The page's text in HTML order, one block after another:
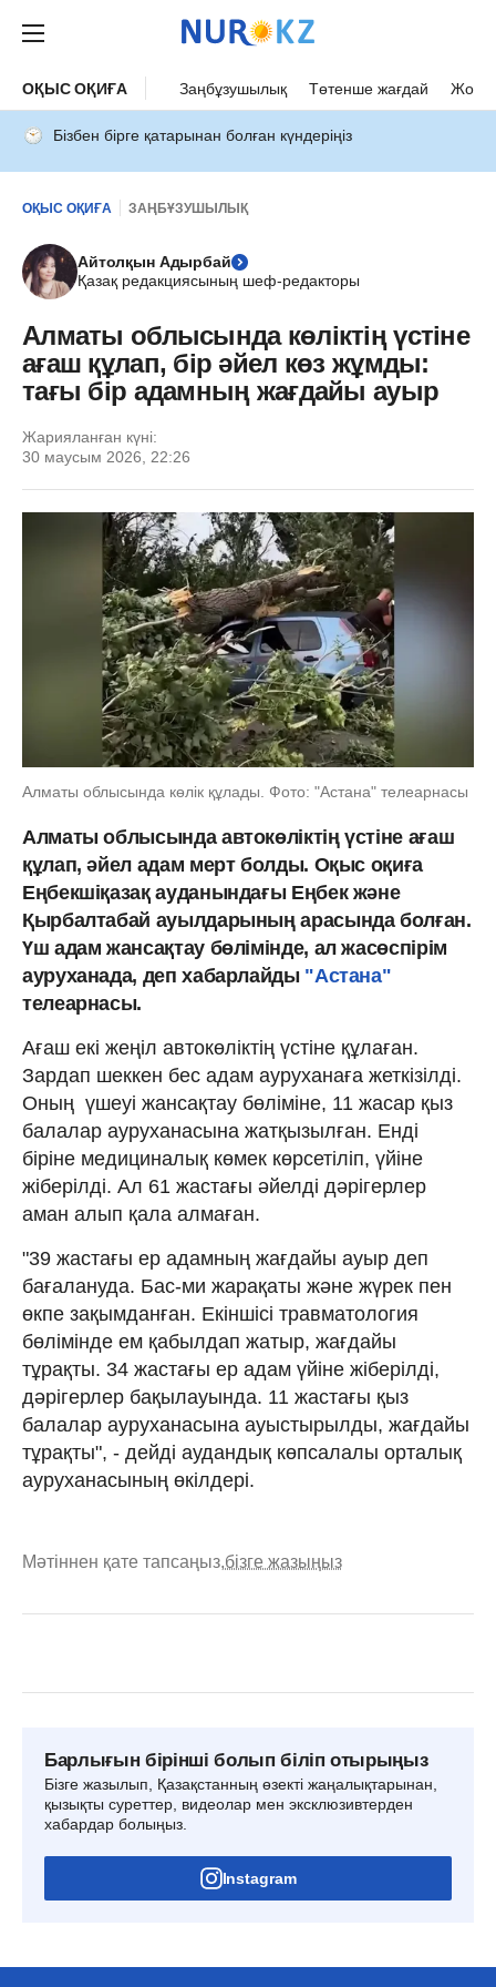
ОҚЫС ОҚИҒА Заңбұзушылық Төтенше жағдай Жол
Бізбен бірге қатарынан болған күндеріңіз
ОҚЫС ОҚИҒА ЗАҢБҰЗУШЫЛЫҚ
Айтолқын Адырбай
Қазақ редакциясының шеф-редакторы
Алматы облысында көліктің үстіне
ағаш құлап, бір әйел көз жұмды:
тағы бір адамның жағдайы ауыр
Жарияланған күні:
30 маусым 2026, 22:26
Алматы облысында көлік құлады. Фото: "Астана" телеарнасы
Алматы облысында автокөліктің үстіне ағаш
құлап, әйел адам мерт болды. Оқыс оқиға
Еңбекшіқазақ ауданындағы Еңбек және
Қырбалтабай ауылдарының арасында болған.
Үш адам жансақтау бөлімінде, ал жасөспірім
ауруханада, деп хабарлайды "Астана"
телеарнасы.
Ағаш екі жеңіл автокөліктің үстіне құлаған.
Зардап шеккен бес адам ауруханаға жеткізілді.
Оның үшеуі жансақтау бөліміне, 11 жасар қыз
балалар ауруханасына жатқызылған. Енді
біріне медициналық көмек көрсетіліп, үйіне
жіберілді. Ал 61 жастағы әйелді дәрігерлер
аман алып қала алмаған.
"39 жастағы ер адамның жағдайы ауыр деп
бағалануда. Бас-ми жарақаты және жүрек пен
өкпе зақымданған. Екіншісі травматология
бөлімінде ем қабылдап жатыр, жағдайы
тұрақты. 34 жастағы ер адам үйіне жіберілді,
дәрігерлер бақылауында. 11 жастағы қыз
балалар ауруханасына ауыстырылды, жағдайы
тұрақты", - дейді аудандық көпсалалы орталық
ауруханасының өкілдері.
Мәтіннен қате тапсаңыз,бізге жазыңыз
Барлығын бірінші болып біліп отырыңыз
Бізге жазылып, Қазақстанның өзекті жаңалықтарынан,
қызықты суреттер, видеолар мен эксклюзивтерден
хабардар болыңыз.
Instagram